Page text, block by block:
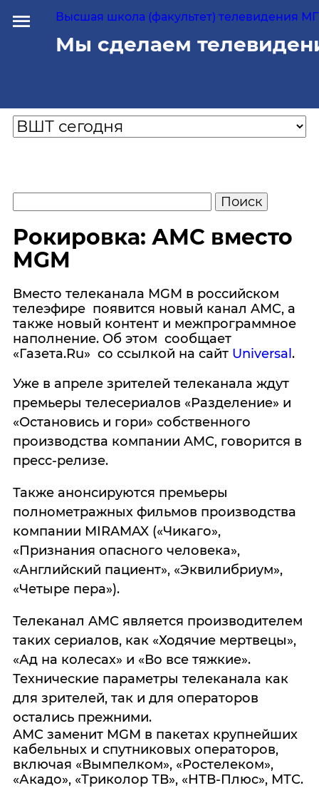
Высшая школа (факультет) телевидения
Мы сделаем
Рокировка: АМС вместо
MGM
Вместо телеканала MGM в российском
телеэфире появится новый канал AMC, а
также новый контент и межпрограммное
наполнение. Об этом сообщает
«Газета.Ru» со ссылкой на сайт Universal .
Уже в апреле зрителей телеканала ждут
премьеры телесериалов «Разделение» и
«Остановись и гори» собственного
производства компании AMC, говорится в
пресс-релизе.
Также анонсируются премьеры
полнометражных фильмов производства
компании MIRAMAX («Чикаго»,
«Признания опасного человека»,
«Английский пациент», «Эквилибриум»,
«Четыре пера»).
Телеканал AMC является производителем
таких сериалов, как «Ходячие мертвецы»,
«Ад на колесах» и «Во все тяжкие».
Технические параметры телеканала как
для зрителей, так и для операторов
остались прежними.
AMC заменит MGM в пакетах крупнейших
кабельных и спутниковых операторов,
включая «Вымпелком», «Ростелеком»,
«Акадо», «Триколор ТВ», «НТВ-Плюс», МТС.